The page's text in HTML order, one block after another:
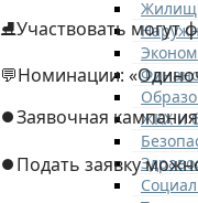
ЖКХ и
⛸Участвовать могут
💬Номинации:
⏺Заявочная кампания
⏺Подать заявку